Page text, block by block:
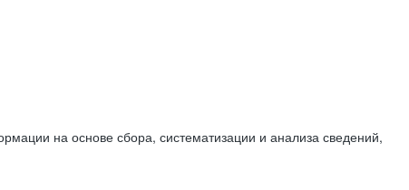
на основе сбора, систематизации и анализа сведений,